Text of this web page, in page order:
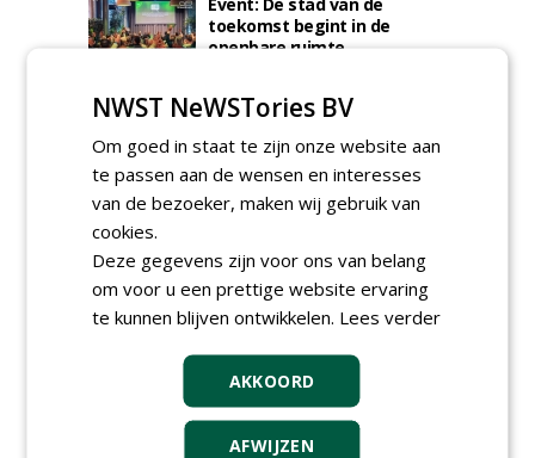
toekomst begint in de
openbare ruimte
TENDERS
NWST NeWSTories BV
Om goed in staat te zijn onze website aan
te passen aan de wensen en interesses
van de bezoeker, maken wij gebruik van
cookies.
Deze gegevens zijn voor ons van belang
om voor u een prettige website ervaring
te kunnen blijven ontwikkelen. Lees verder
AKKOORD
AFWIJZEN